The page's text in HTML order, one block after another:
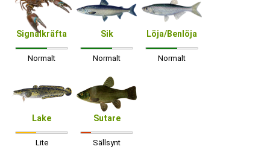
Signalkräfta
Normalt
Sik
Normalt
Löja/Benlöja
Normalt
Lake
Lite
Sutare
Sällsynt